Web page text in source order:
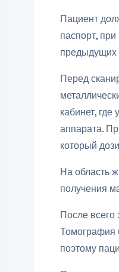
Пациент
паспорт,
предыдущих
Перед
кабинет,
аппарата.
который
На область
получения
После всего
Томография
поэтому